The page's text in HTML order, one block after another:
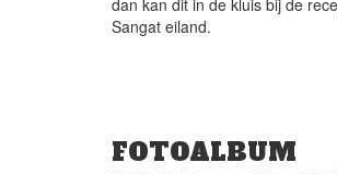
dan kan dit in de kluis bij de
Sangat eiland.
FOTOALBUM